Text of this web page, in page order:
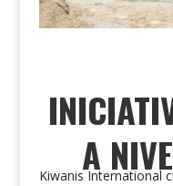
A
Kiwanis International